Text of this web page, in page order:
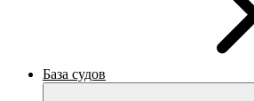
База судов